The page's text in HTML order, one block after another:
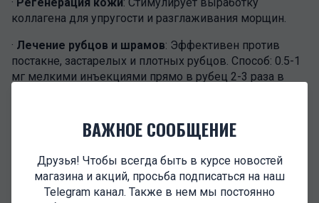
ВАЖНОЕ СООБЩЕНИЕ
Друзья! Чтобы всегда быть в курсе новостей
магазина и акций, просьба подписаться на наш
Telegram канал. Также в нем мы постоянно
коллагена для упругости и разглаживания морщин.
· Лечение рубцов и шрамов: Эффективен против
постакне, застарелых и плотных рубцов. Способ: 0.5-1
мг мелкими инъекциями прямо в рубец 2-3 раза в
застарелые растяжки. Способ: инъекции по 1 мг по
Укрепление волос: Останавливает выпадение и
стимулирует рост. Способ: мезотерапия кожи головы,